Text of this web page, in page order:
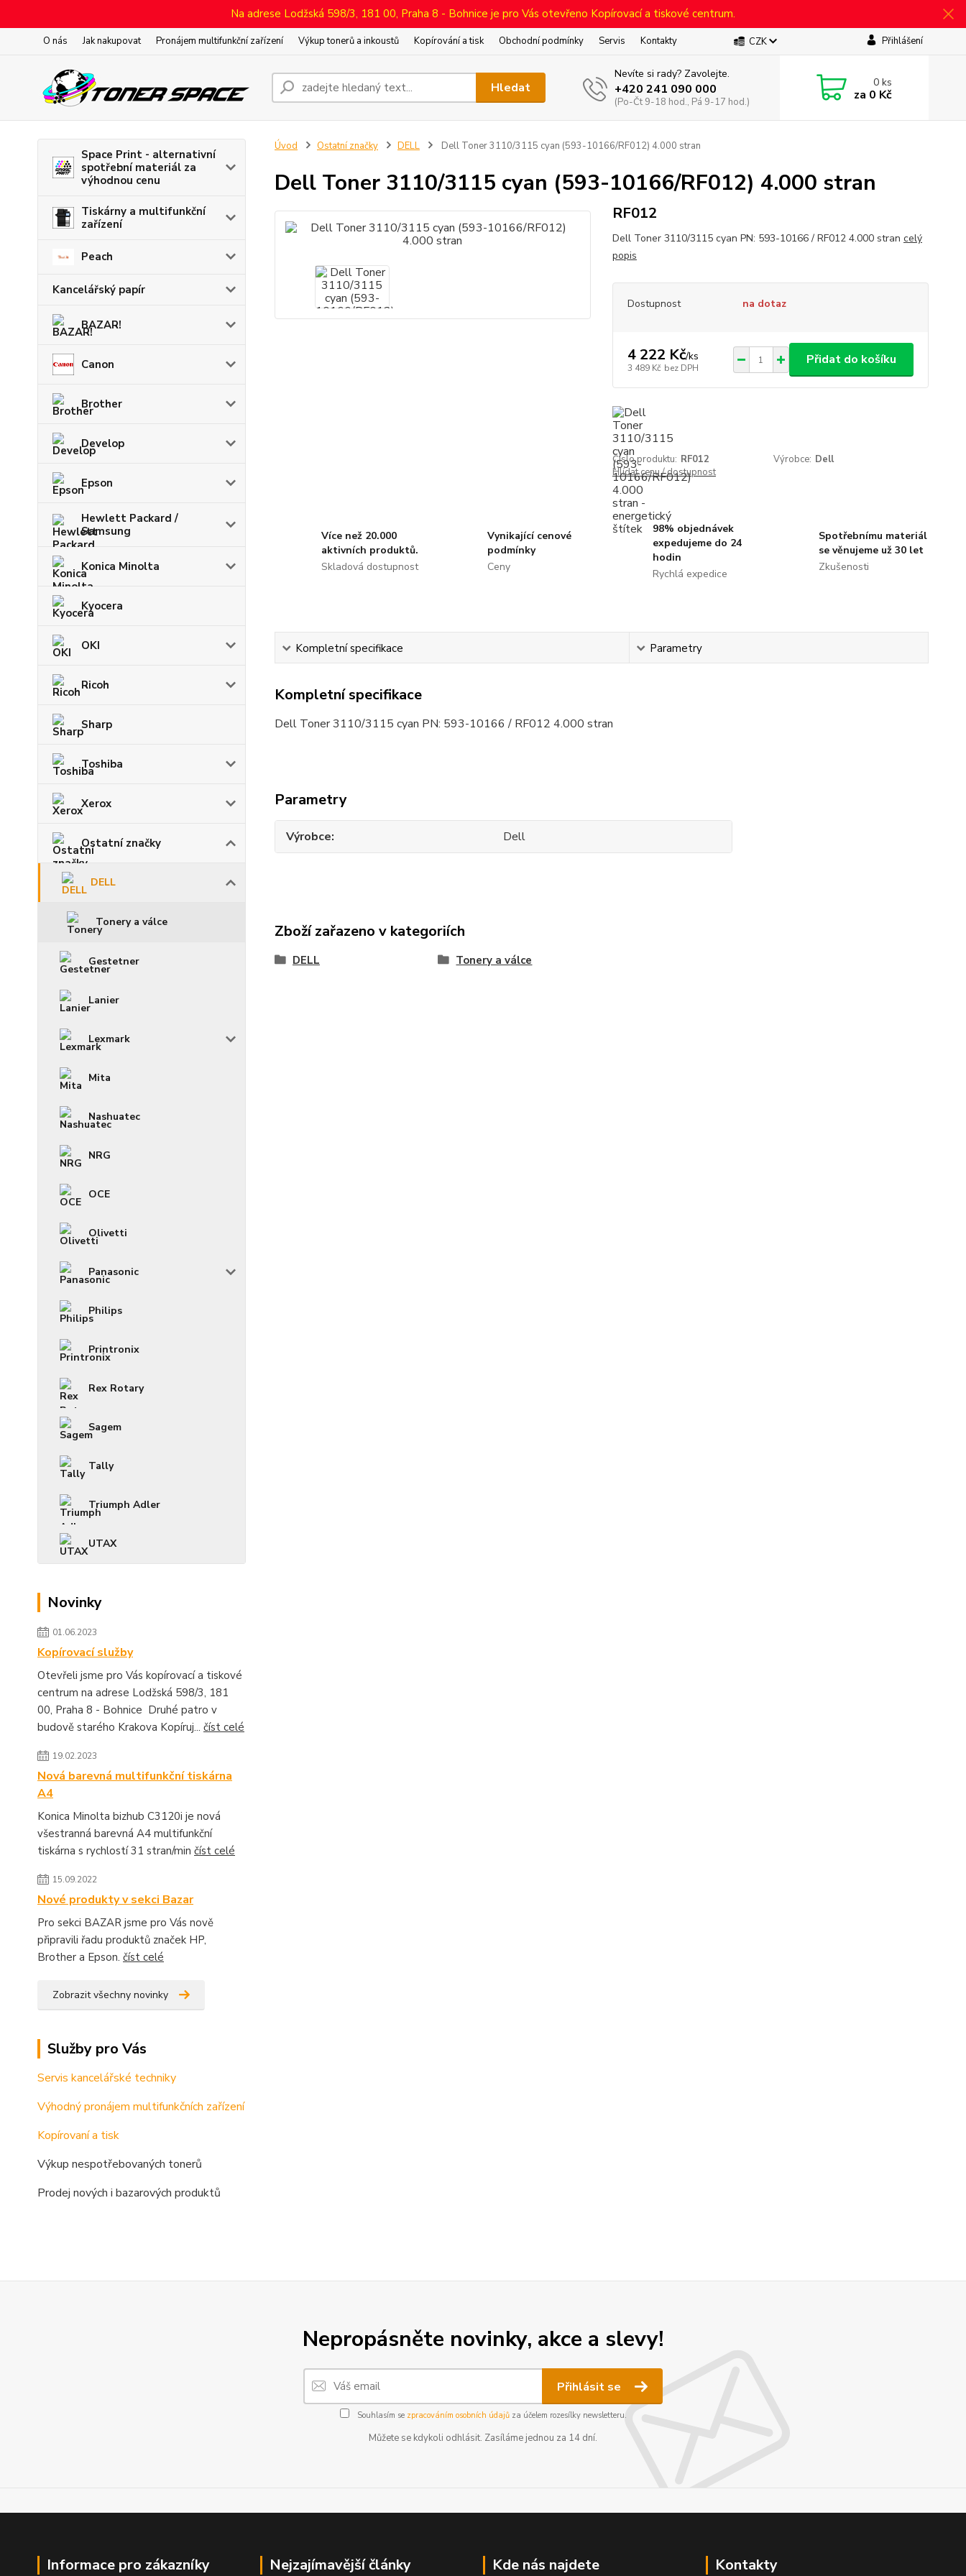
Na adrese Lodžská 598/3, 181 00, Praha 8 - Bohnice je pro Vás otevřeno Kopírovací a tiskové centrum.
O nás Jak nakupovat Pronájem multifunkční zařízení Výkup tonerů a inkoustů Kopírování a tisk Obchodní podmínky Servis Kontakty CZK Přihlášení
Hledat
Nevíte si rady? Zavolejte.
+420 241 090 000
(Po-Čt 9-18 hod., Pá 9-17 hod.)
0ks
za 0 Kč
Space Print - alternativní
spotřební materiál za
výhodnou cenu
Tiskárny a multifunkční
zařízení
Peach
Kancelářský papír
BAZAR!
Canon
Brother
Develop
Epson
Hewlett Packard /
Samsung
Konica Minolta
Kyocera
OKI
Ricoh
Sharp
Toshiba
Xerox
Ostatní značky
DELL
Tonery a válce
Gestetner
Lanier
Lexmark
Mita
Nashuatec
NRG
OCE
Olivetti
Panasonic
Philips
Printronix
Rex Rotary
Sagem
Tally
Triumph Adler
UTAX
Novinky
01.06.2023
Kopírovací služby
Otevřeli jsme pro Vás kopírovací a tiskové
centrum na adrese Lodžská 598/3, 181
00, Praha 8 - Bohnice Druhé patro v
budově starého Krakova Kopíruj... číst celé
19.02.2023
Nová barevná multifunkční tiskárna
A4
Konica Minolta bizhub C3120i je nová
všestranná barevná A4 multifunkční
tiskárna s rychlostí 31 stran/min číst celé
15.09.2022
Nové produkty v sekci Bazar
Pro sekci BAZAR jsme pro Vás nově
připravili řadu produktů značek HP,
Brother a Epson. číst celé
Zobrazit všechny novinky
Služby pro Vás
Servis kancelářské techniky
Výhodný pronájem multifunkčních zařízení
Kopírovaní a tisk
Výkup nespotřebovaných tonerů
Prodej nových i bazarových produktů
Úvod Ostatní značky DELL Dell Toner 3110/3115 cyan (593-10166/RF012) 4.000 stran
Dell Toner 3110/3115 cyan (593-10166/RF012) 4.000 stran
RF012
Dell Toner 3110/3115 cyan PN: 593-10166 / RF012 4.000 stran celý
popis
Dostupnost na dotaz
4 222 Kč/ks
3 489 Kč bez DPH
Přidat do košíku
Číslo produktu: RF012 Výrobce: Dell
Hlídat cenu / dostupnost
Více než 20.000
aktivních produktů.
Skladová dostupnost
Vynikající cenové
podmínky
Ceny
98% objednávek
expedujeme do 24
hodin
Rychlá expedice
Spotřebnímu materiál
se věnujeme už 30 let
Zkušenosti
Kompletní specifikace Parametry
Kompletní specifikace
Dell Toner 3110/3115 cyan PN: 593-10166 / RF012 4.000 stran
Parametry
Výrobce Dell
Zboží zařazeno v kategoriích
DELL Tonery a válce
Nepropásněte novinky, akce a slevy!
Přihlásit se
Souhlasím se zpracováním osobních údajůza účelem rozesílky newsletteru.
Můžete se kdykoli odhlásit. Zasíláme jednou za 14 dní.
Informace pro zákazníky Nejzajímavější články Kde nás najdete Kontakty